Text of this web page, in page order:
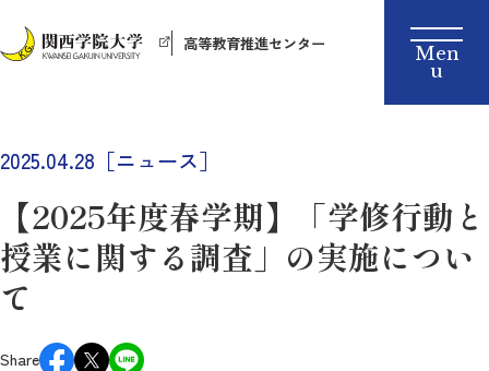
高等教育推進センター
2025.04.28［ニュース］
【2025年度春学期】「学修行動と
授業に関する調査」の実施につい
て
Share